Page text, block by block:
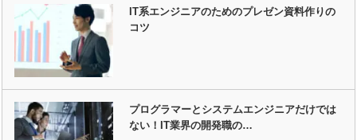
IT系エンジニアのためのプレゼン資料作りの
コツ
プログラマーとシステムエンジニアだけでは
ない！IT業界の開発職の…